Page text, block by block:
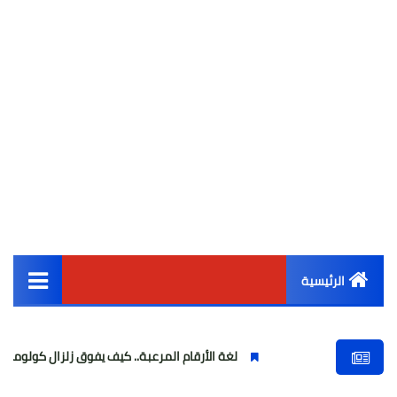
الرئيسية
أخبار مصر
لغة الأرقام المرعبة.. كيف يفوق زلزال كولومبيا طاقة زلزال مصر بـ